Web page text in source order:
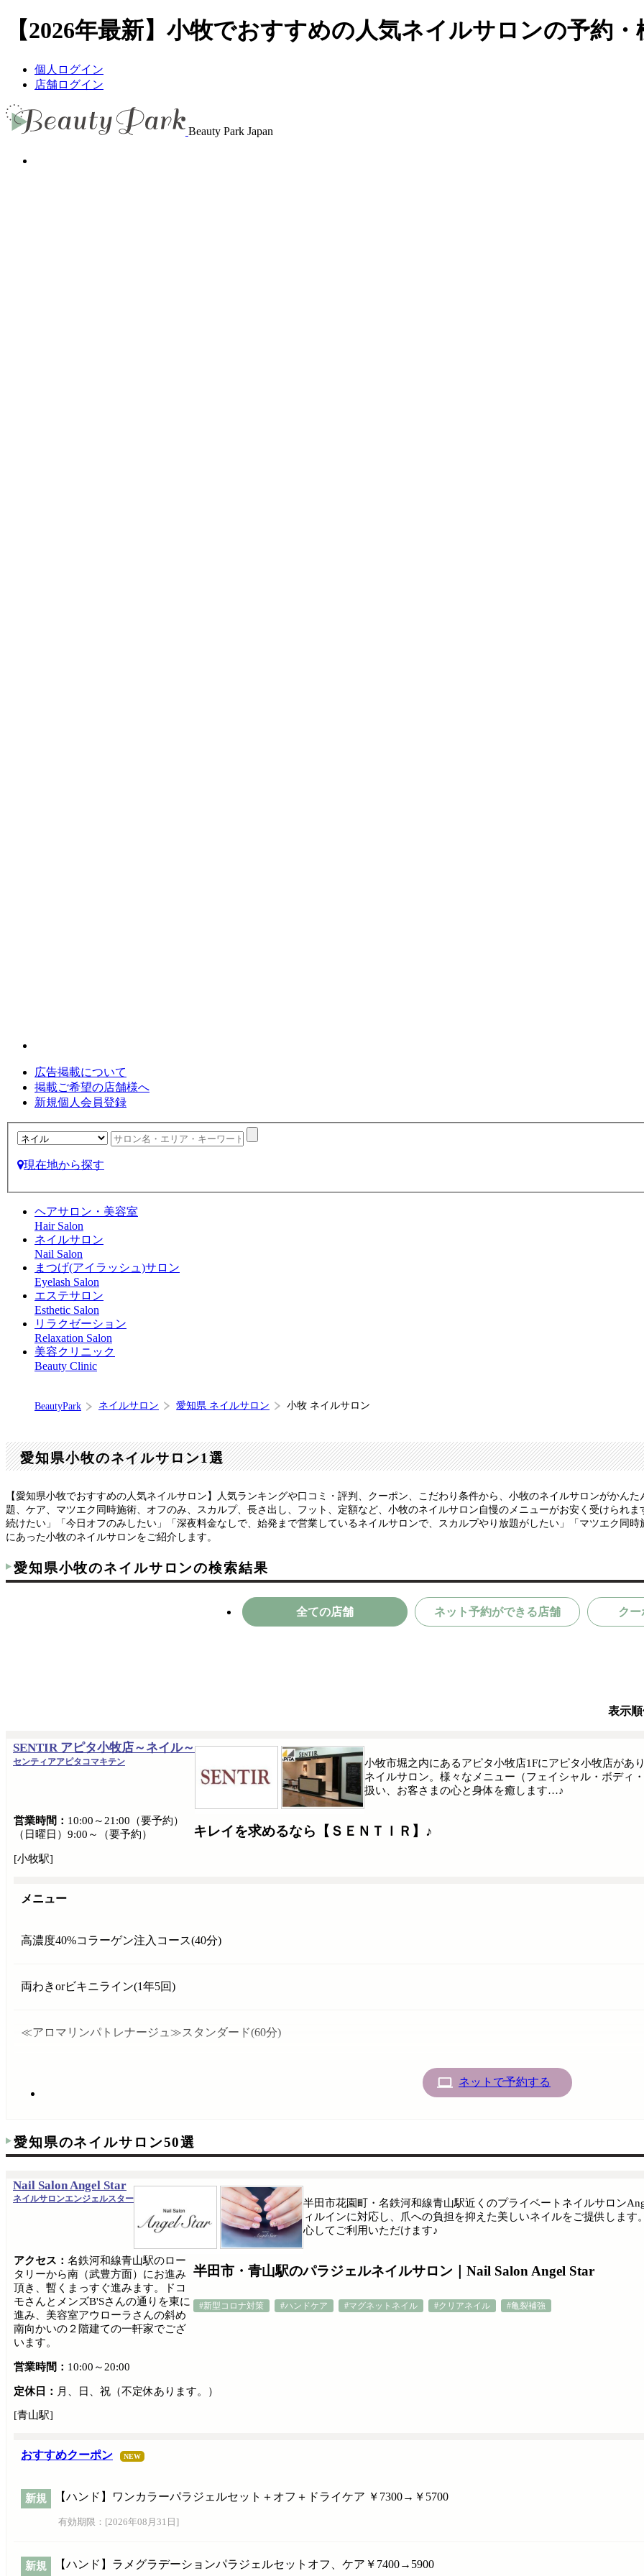
【2026年最新】小牧でおすすめの人気ネイルサロンの予約
個人ログイン
店舗ログイン
Beauty Park Japan
広告掲載について
掲載ご希望の店舗様へ
新規個人会員登録
現在地から探す
ヘアサロン・美容室
Hair Salon
ネイルサロン
Nail Salon
まつげ(アイラッシュ)サロン
Eyelash Salon
エステサロン
Esthetic Salon
リラクゼーション
Relaxation Salon
美容クリニック
Beauty Clinic
BeautyPark ネイルサロン 愛知県 ネイルサロン 小牧 ネイルサロン
愛知県小牧のネイルサロン1選
【愛知県小牧でおすすめの人気ネイルサロン】人気ランキングや口コミ・評判、クーポン、こだわり条件から、小牧のネイルサロンがかん
題、ケア、マツエク同時施術、オフのみ、スカルプ、長さ出し、フット、定額など、小牧のネイルサロン自慢のメニューがお安く受けられ
続けたい」「今日オフのみしたい」「深夜料金なしで、始発まで営業しているネイルサロンで、スカルプやり放題がしたい」「マツエク同
にあった小牧のネイルサロンをご紹介します。
愛知県小牧のネイルサロンの検索結果
全ての店舗 ネット予約ができる店舗 クー
表示
SENTIR アピタ小牧店～ネイル～
センティアアピタコマキテン
キレイを求めるなら【ＳＥＮＴＩＲ】♪
小牧市堀之内にあるアピタ小牧店1Fにアピタ小牧店があ
ネイルサロン。様々なメニュー（フェイシャル・ボディ
扱い、お客さまの心と身体を癒します…♪
営業時間： 10:00～21:00（要予約）
（日曜日）9:00～（要予約）
[小牧駅]
メニュー
高濃度40%コラーゲン注入コース(40分)
両わきorビキニライン(1年5回)
≪アロマリンパトレナージュ≫スタンダード(60分)
ネットで予約する
愛知県のネイルサロン50選
Nail Salon Angel Star
ネイルサロンエンジェルスター
半田市・青山駅のパラジェルネイルサロン｜Nail Salon Angel Star
#新型コロナ対策 #ハンドケア #マグネットネイル #クリアネイル #亀裂補強
半田市花園町・名鉄河和線青山駅近くのプライベートネイルサロン
ィルインに対応し、爪への負担を抑えた美しいネイルをご提供しま
心してご利用いただけます♪
アクセス： 名鉄河和線青山駅のロー
タリーから南（武豊方面）にお進み
頂き、暫くまっすぐ進みます。ドコ
モさんとメンズB'Sさんの通りを東に
進み、美容室アウローラさんの斜め
南向かいの２階建ての一軒家でござ
います。
営業時間： 10:00～20:00
定休日： 月、日、祝（不定休あります。）
[青山駅]
おすすめクーポン NEW
新規 【ハンド】ワンカラーパラジェルセット＋オフ＋ドライケア ￥7300→￥5700
有効期限：[2026年08月31日 ]
新規 【ハンド】ラメグラデーションパラジェルセットオフ、ケア￥7400→5900